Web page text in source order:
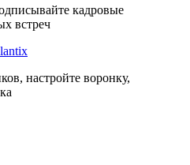
кадровые
встреч
настройте воронку,